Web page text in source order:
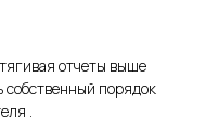
отчеты выше
собственный порядок
.